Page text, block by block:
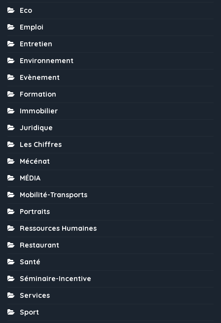
Eco
Emploi
Entretien
Environnement
Evènement
Formation
Immobilier
Juridique
Les Chiffres
Mécénat
MÉDIA
Mobilité-Transports
Portraits
Ressources Humaines
Restaurant
Santé
Séminaire-Incentive
Services
Sport